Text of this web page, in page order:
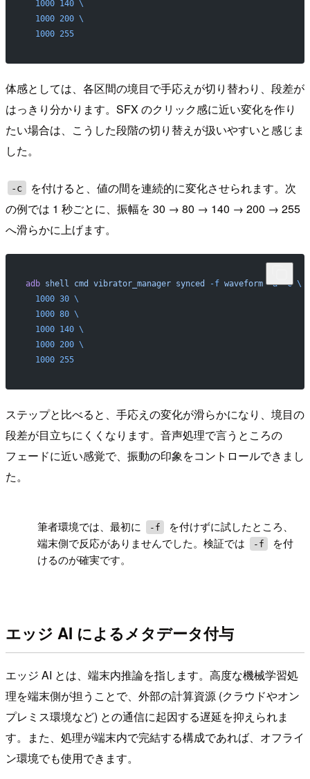
  1000
140 \
  1000
200 \
  1000
255
体感としては、各区間の境目で手応えが切り替わり、段差が
はっきり分かります。SFX のクリック感に近い変化を作り
たい場合は、こうした段階の切り替えが扱いやすいと感じま
した。
-c
を付けると、値の間を連続的に変化させられます。次
の例では 1 秒ごとに、振幅を 30 → 80 → 140 → 200 → 255
へ滑らかに上げます。
adb shell cmd vibrator_manager synced -f waveform -a -c \
  1000
30 \
  1000
80 \
  1000
140 \
  1000
200 \
  1000
255
ステップと比べると、手応えの変化が滑らかになり、境目の
段差が目立ちにくくなります。音声処理で言うところの
フェードに近い感覚で、振動の印象をコントロールできまし
た。
筆者環境では、最初に -f
を付けずに試したところ、
端末側で反応がありませんでした。検証では
-f
を付
けるのが確実です。
エッジ AI によるメタデータ付与
エッジ AI とは、端末内推論を指します。高度な機械学習処
理を端末側が担うことで、外部の計算資源 (クラウドやオン
プレミス環境など) との通信に起因する遅延を抑えられま
す。また、処理が端末内で完結する構成であれば、オフライ
ン環境でも使用できます。